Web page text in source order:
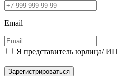
Email
Я представитель юрлица/ ИП
Зарегистрироваться